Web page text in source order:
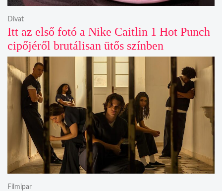
Itt az első fotó a Nike Caitlin 1 Hot Punch
cipőjéről brutálisan ütős színben
Divat
Filmipar